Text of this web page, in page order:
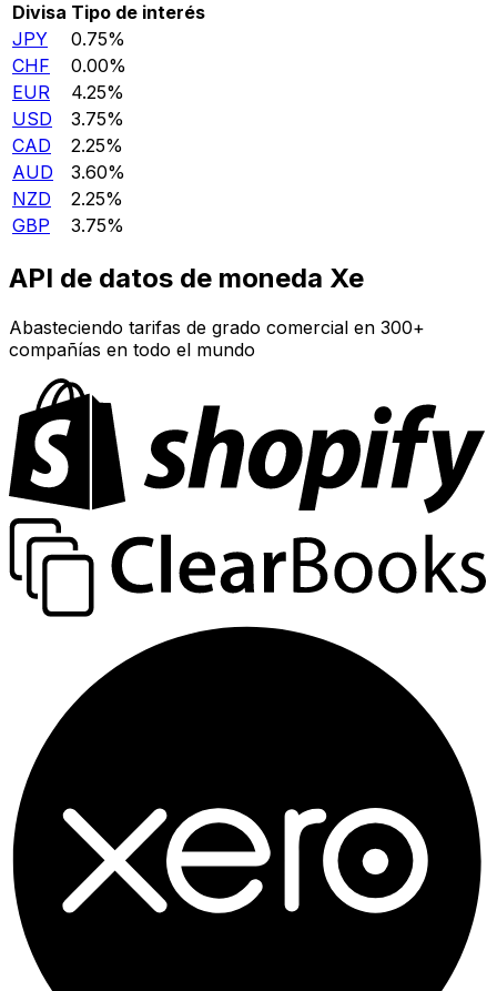
Divisa Tipo de interés
JPY
0.75%
CHF
0.00%
EUR
4.25%
USD
3.75%
CAD
2.25%
AUD
3.60%
NZD
2.25%
GBP
3.75%
API de datos de moneda Xe
Abasteciendo tarifas de grado comercial en 300+
compañías en todo el mundo